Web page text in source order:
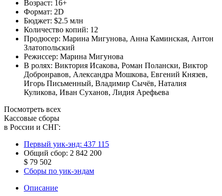
Возраст: 16+
Формат: 2D
Бюджет: $2.5 млн
Количество копий: 12
Продюсер: Марина Мигунова, Анна Каминская, Антон
Златопольский
Режиссер: Марина Мигунова
В ролях: Виктория Исакова, Роман Полански, Виктор
Добронравов, Александра Мошкова, Евгений Князев,
Игорь Письменный, Владимир Сычёв, Наталия
Куликова, Иван Суханов, Лидия Арефьева
Посмотреть всех
Кассовые сборы
в России и СНГ:
Первый уик-энд: 437 115
Общий сбор: 2 842 200
$ 79 502
Сборы по уик-эндам
Описание